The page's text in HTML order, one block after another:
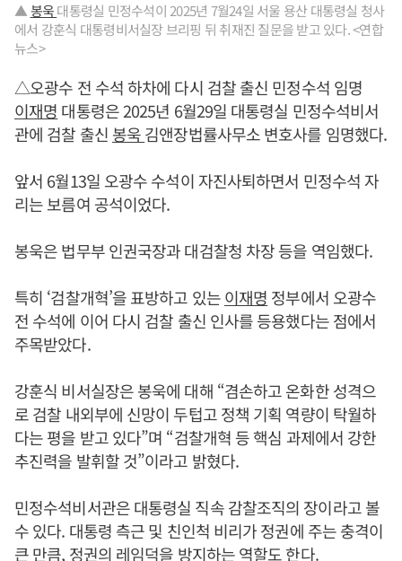
▲봉욱대통령실 민정수석이 2025년 7월24일 서울 용산 대통령실 청사
에서 강훈식 대통령비서실장 브리핑 뒤 취재진 질문을 받고 있다. <연합
뉴스>
△오광수 전 수석 하차에 다시 검찰 출신 민정수석 임명
이재명 대통령은 2025년 6월29일 대통령실 민정수석비서
관에 검찰 출신 봉욱김앤장법률사무소 변호사를 임명했다.
앞서 6월13일 오광수 수석이 자진사퇴하면서 민정수석 자
리는 보름여 공석이었다.
봉욱은 법무부 인권국장과 대검찰청 차장 등을 역임했다.
특히 ‘검찰개혁’을 표방하고 있는이재명 정부에서 오광수
전 수석에 이어 다시 검찰 출신 인사를 등용했다는 점에서
주목받았다.
강훈식 비서실장은 봉욱에 대해 “겸손하고 온화한 성격으
로 검찰 내외부에 신망이 두텁고 정책 기획 역량이 탁월하
다는 평을 받고 있다”며 “검찰개혁 등 핵심 과제에서 강한
추진력을 발휘할 것”이라고 밝혔다.
민정수석비서관은 대통령실 직속 감찰조직의 장이라고 볼
수 있다. 대통령 측근 및 친인척 비리가 정권에 주는 충격이
큰 만큼, 정권의 레임덕을 방지하는 역할도 한다.